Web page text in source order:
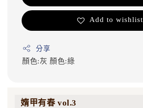
Add to wishlist
分享
顏色:灰 顏色:綠
媠甲有春 vol.3